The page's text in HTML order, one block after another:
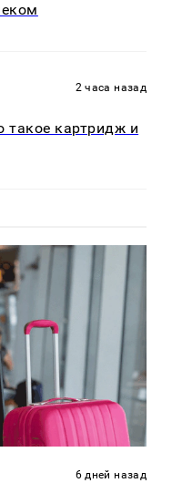
2 часа назад
такое картридж и
6 дней назад